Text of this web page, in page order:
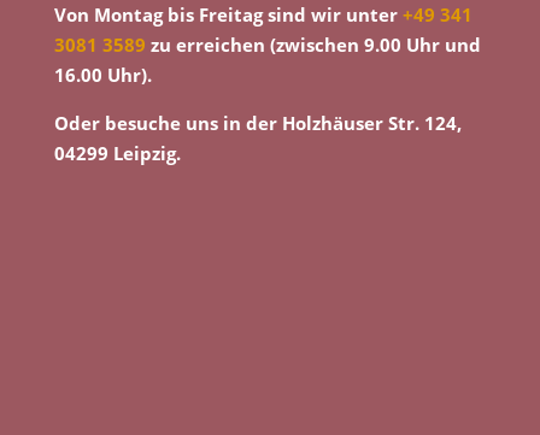
Von Montag bis Freitag sind wir unter +49 341
3081 3589 zu erreichen (zwischen 9.00 Uhr und
16.00 Uhr).
Oder besuche uns in der Holzhäuser Str. 124,
04299 Leipzig.